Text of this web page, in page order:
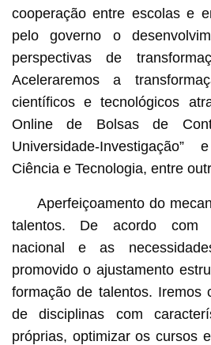
cooperação entre escolas e
pelo governo o
perspectivas de
Aceleraremos a
científicos e tecnológicos
Online de Bolsas de
Universidade-
Ciência e Tecnologia, entre
Aperfeiçoamento do
talentos. De acordo com
nacional e as
promovido o ajustamento
formação de talentos. Iremos
de disciplinas com
próprias, optimizar os cursos